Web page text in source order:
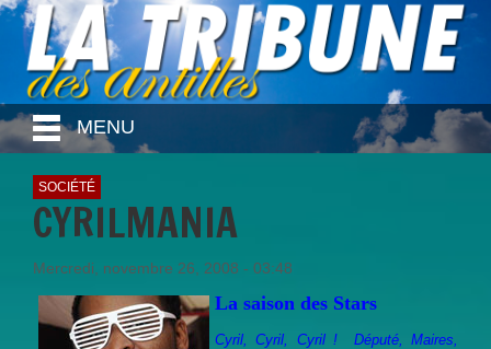
MENU
SOCIÉTÉ
CYRILMANIA
Mercredi, novembre 26, 2008 - 03:48
La saison des Stars
Cyril, Cyril, Cyril ! Député, Maires,